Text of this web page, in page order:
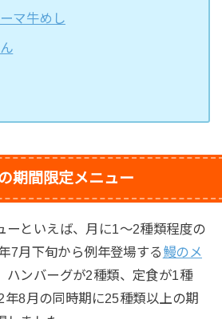
マ牛めし
期間限定メニュー
ーといえば、月に1〜2種類程度の
7月下旬から例年登場する 鰻のメ
ハンバーグが2種類、定食が1種
8月の同時期に25種類以上の期